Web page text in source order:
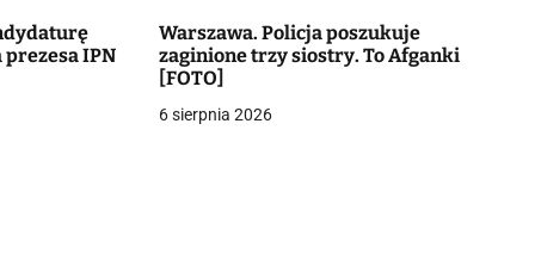
prezesa IPN
Warszawa. Policja poszukuje
zaginione trzy siostry. To Afganki
[FOTO]
6 sierpnia 2026